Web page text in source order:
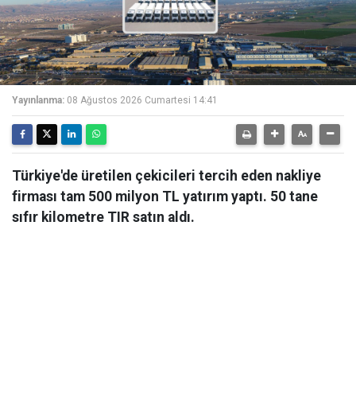
Yayınlanma: 08 Ağustos 2026 Cumartesi 14:41
Türkiye'de üretilen çekicileri tercih eden nakliye
firması tam 500 milyon TL yatırım yaptı. 50 tane
sıfır kilometre TIR satın aldı.